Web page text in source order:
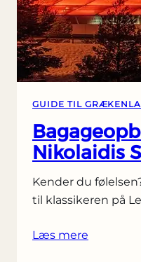
GUIDE TIL
Nikolaidis
Kender du
til klassikeren på
Læs mere